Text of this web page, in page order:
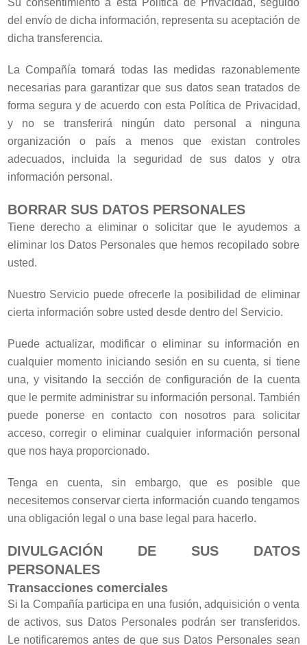
Su consentimiento a esta Política de Privacidad, seguido
del envío de dicha información, representa su aceptación de
dicha transferencia.
La Compañía tomará todas las medidas razonablemente
necesarias para garantizar que sus datos sean tratados de
forma segura y de acuerdo con esta Política de Privacidad,
y no se transferirá ningún dato personal a ninguna
organización o país a menos que existan controles
adecuados, incluida la seguridad de sus datos y otra
información personal.
BORRAR SUS DATOS PERSONALES
Tiene derecho a eliminar o solicitar que le ayudemos a
eliminar los Datos Personales que hemos recopilado sobre
usted.
Nuestro Servicio puede ofrecerle la posibilidad de eliminar
cierta información sobre usted desde dentro del Servicio.
Puede actualizar, modificar o eliminar su información en
cualquier momento iniciando sesión en su cuenta, si tiene
una, y visitando la sección de configuración de la cuenta
que le permite administrar su información personal. También
puede ponerse en contacto con nosotros para solicitar
acceso, corregir o eliminar cualquier información personal
que nos haya proporcionado.
Tenga en cuenta, sin embargo, que es posible que
necesitemos conservar cierta información cuando tengamos
una obligación legal o una base legal para hacerlo.
DIVULGACIÓN DE SUS DATOS
PERSONALES
Transacciones comerciales
Si la Compañía participa en una fusión, adquisición o venta
de activos, sus Datos Personales podrán ser transferidos.
Le notificaremos antes de que sus Datos Personales sean